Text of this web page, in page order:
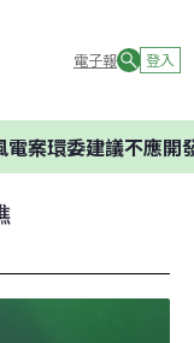
電子報 登入
議不應開發